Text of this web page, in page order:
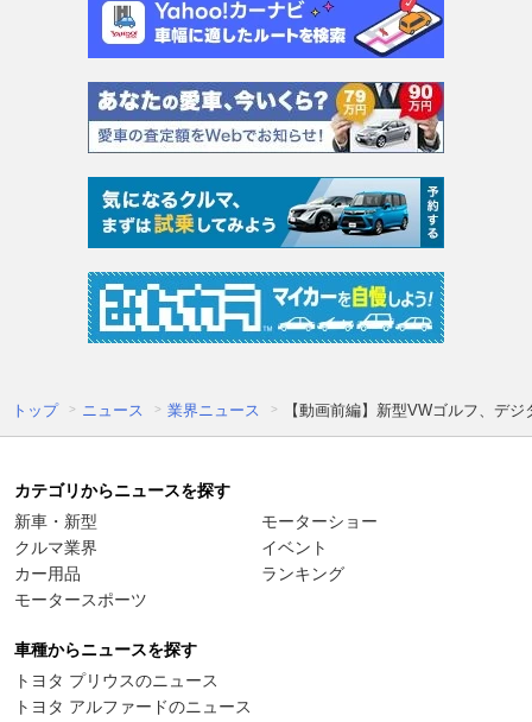
トップ ニュース 業界ニュース 【動画前編】新型VWゴルフ、デ
カテゴリからニュースを探す
新車・新型
クルマ業界
カー用品
モータースポーツ
モーターショー
イベント
ランキング
車種からニュースを探す
トヨタ プリウスのニュース
トヨタ アルファードのニュース